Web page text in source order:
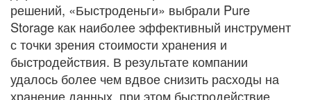
решений, «Быстроденьги» выбрали Pure
Storage как наиболее эффективный инструмент
с точки зрения стоимости хранения и
быстродействия. В результате компании
удалось более чем вдвое снизить расходы на
хранение данных, при этом быстродействие